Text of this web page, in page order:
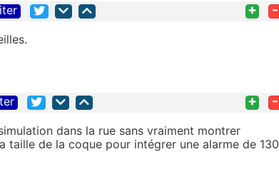
+ -
+ -
dans la rue sans vraiment montrer
taille de la coque pour intégrer une alarme de 130